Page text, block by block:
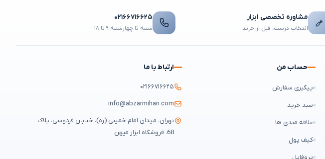
مشاوره تخصصی ابزار
انتخاب درست، قبل از خرید
۰۲۱۶۶۷۱۶۶۲۵
شنبه تا چهارشنبه ۹ تا ۱۸
حساب من
پیگیری سفارش
سبد خرید
علاقه مندی ها
کیف پول
پروفایل
ارتباط با ما
۰۲۱۶۶۷۱۶۶۲۵
info@abzarmihan.com
تهران، میدان امام خمینی (ره)، خیابان فردوسی، پلاک
68، فروشگاه ابزار میهن